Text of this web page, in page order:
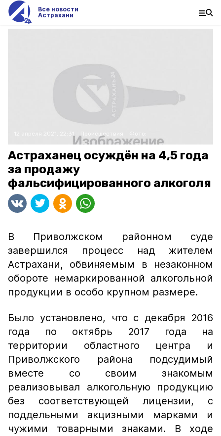
Все новости
Астрахани
Происшествия
Астраханец осуждён на 4,5 года
за продажу
фальсифицированного алкоголя
В Приволжском районном суде
завершился процесс над жителем
Астрахани, обвиняемым в незаконном
обороте немаркированной алкогольной
продукции в особо крупном размере.
Было установлено, что с декабря 2016
года по октябрь 2017 года на
территории областного центра и
Приволжского района подсудимый
вместе со своим знакомым
реализовывал алкогольную продукцию
без соответствующей лицензии, с
поддельными акцизными марками и
чужими товарными знаками. В ходе